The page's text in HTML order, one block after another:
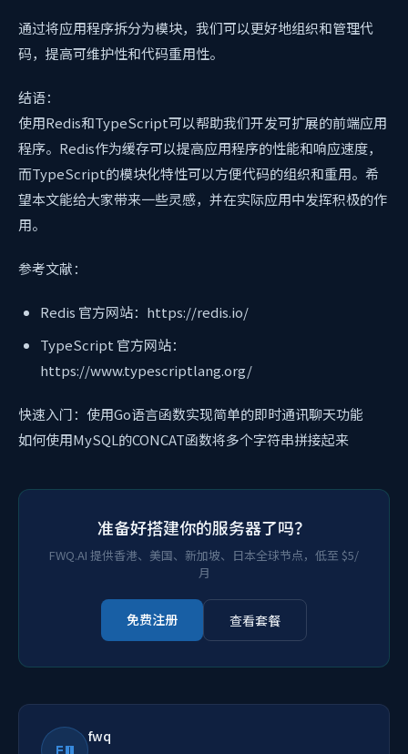
通过将应用程序拆分为模块，我们可以更好地组织和管理代
码，提高可维护性和代码重用性。
结语：
使用Redis和TypeScript可以帮助我们开发可扩展的前端应用
程序。Redis作为缓存可以提高应用程序的性能和响应速度，
而TypeScript的模块化特性可以方便代码的组织和重用。希
望本文能给大家带来一些灵感，并在实际应用中发挥积极的作
用。
参考文献：
Redis 官方网站：https://redis.io/
TypeScript 官方网站：
https://www.typescriptlang.org/
快速入门：使用Go语言函数实现简单的即时通讯聊天功能
如何使用MySQL的CONCAT函数将多个字符串拼接起来
准备好搭建你的服务器了吗？
FWQ.AI 提供香港、美国、新加坡、日本全球节点，低至 $5/
月
免费注册 查看套餐
fwq